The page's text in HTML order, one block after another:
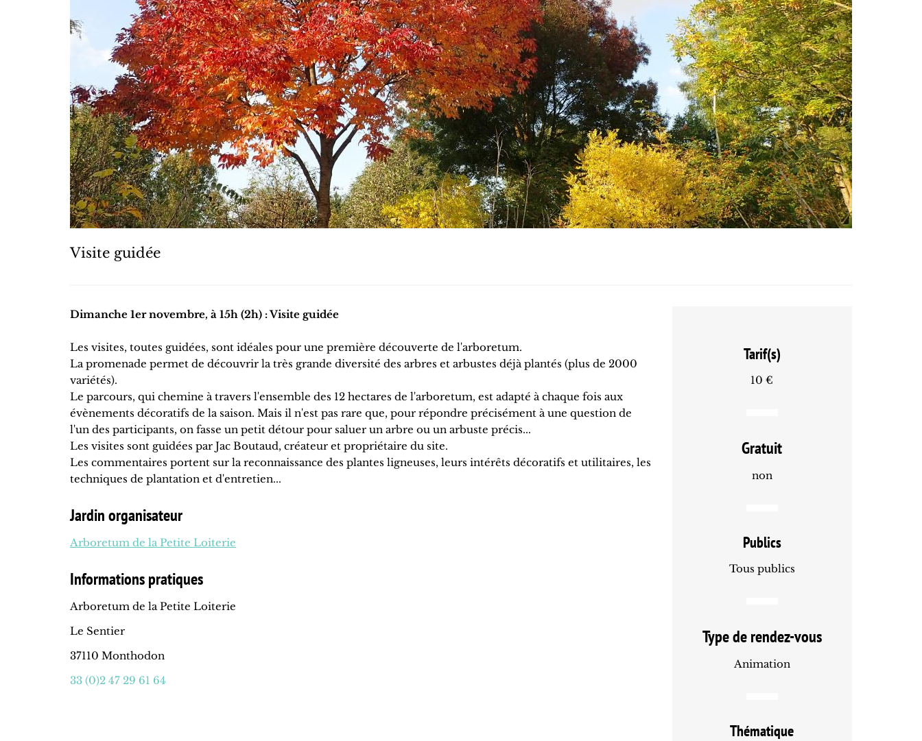
Visite guidée
Dimanche 1er novembre, à 15h (2h) : Visite guidée
Les visites, toutes guidées, sont idéales pour une première découverte de l'arboretum.
La promenade permet de découvrir la très grande diversité des arbres et arbustes déjà plantés (plus de 2000
variétés).
Le parcours, qui chemine à travers l'ensemble des 12 hectares de l'arboretum, est adapté à chaque fois aux
évènements décoratifs de la saison. Mais il n'est pas rare que, pour répondre précisément à une question de
l'un des participants, on fasse un petit détour pour saluer un arbre ou un arbuste précis...
Les visites sont guidées par Jac Boutaud, créateur et propriétaire du site.
Les commentaires portent sur la reconnaissance des plantes ligneuses, leurs intérêts décoratifs et utilitaires, les
techniques de plantation et d'entretien...
Jardin organisateur
Arboretum de la Petite Loiterie
Informations pratiques
Arboretum de la Petite Loiterie
Le Sentier
37110 Monthodon
33 (0)2 47 29 61 64
Tarif(s)
10 €
Gratuit
non
Publics
Tous publics
Type de rendez-vous
Animation
Thématique